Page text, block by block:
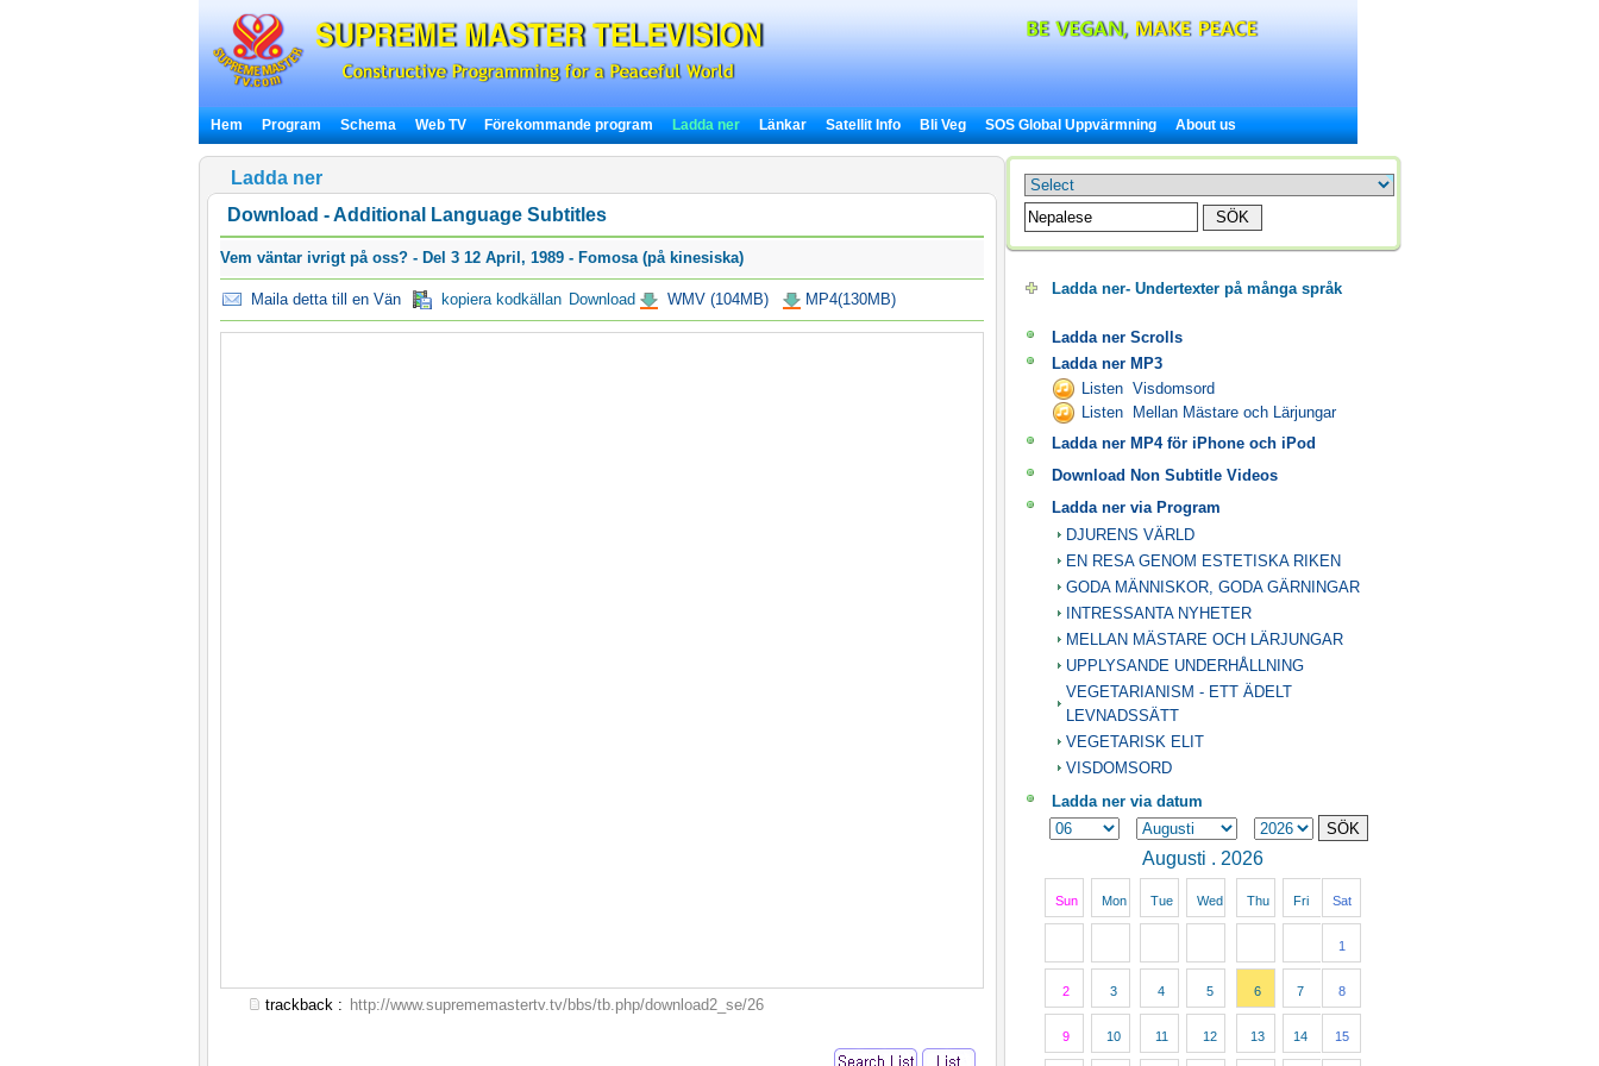
Hem Program Schema Web TV Förekommande program Ladda ner Länkar Satellit Info Bli Veg SOS Global Uppvärmning About us
Ladda ner
Download - Additional Language Subtitles
Vem väntar ivrigt på oss? - Del 3 12 April, 1989 - Fomosa (på kinesiska)
Maila detta till en Vän kopiera kodkällan Download WMV (104MB) MP4(130MB)
trackback : http://www.suprememastertv.tv/bbs/tb.php/download2_se/26
Ladda ner- Undertexter på många språk
Ladda ner Scrolls
Ladda ner MP3
Listen Visdomsord
Listen Mellan Mästare och Lärjungar
Ladda ner MP4 för iPhone och iPod
Download Non Subtitle Videos
Ladda ner via Program
DJURENS VÄRLD
EN RESA GENOM ESTETISKA RIKEN
GODA MÄNNISKOR, GODA GÄRNINGAR
INTRESSANTA NYHETER
MELLAN MÄSTARE OCH LÄRJUNGAR
UPPLYSANDE UNDERHÅLLNING
VEGETARIANISM - ETT ÄDELT
LEVNADSSÄTT
VEGETARISK ELIT
VISDOMSORD
Ladda ner via datum
Augusti . 2026
Sun Mon Tue Wed Thu Fri Sat
1
2 3 4 5 6 7 8
9 10 11 12 13 14 15